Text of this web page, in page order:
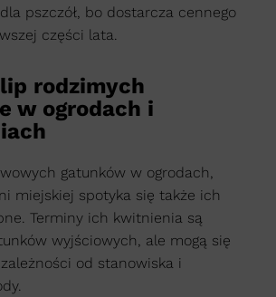
pszczół, bo dostarcza cennego
części lata.
rodzimych
w ogrodach i
gatunków w ogrodach,
miejskiej spotyka się także ich
Terminy ich kwitnienia są
wyjściowych, ale mogą się
od stanowiska i